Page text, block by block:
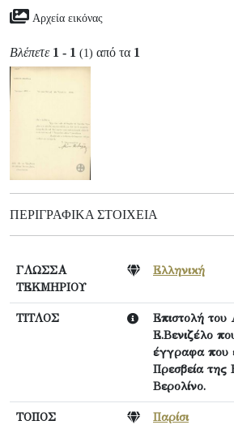
Αρχεία εικόνας
Βλέπετε 1 - 1 (1) από τα 1
ΠΕΡΙΓΡΑΦΙΚΆ ΣΤΟΙΧΕΊΑ
ΓΛΩΣΣΑ
ΤΕΚΜΗΡΙΟΥ
Ελληνική
ΤΙΤΛΟΣ
Επιστολή
Ε.Βενιζέλο
έγγραφα που
Πρεσβεία της
Βερολίνο.
ΤΟΠΟΣ
Παρίσι